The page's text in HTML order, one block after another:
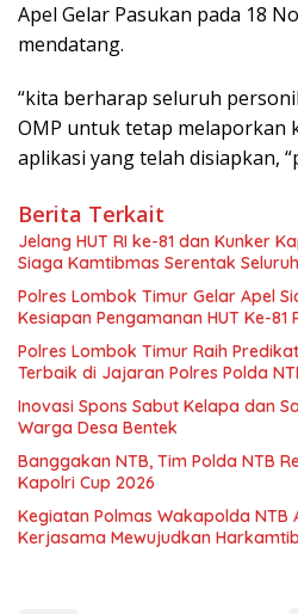
Apel Gelar Pasukan pada 18
mendatang.
“kita berharap seluruh
OMP untuk tetap melaporkan
aplikasi yang telah disiapkan,
Berita Terkait
Jelang HUT RI ke-81 dan Kunker
Siaga Kamtibmas Serentak
Polres Lombok Timur Gelar Apel
Kesiapan Pengamanan HUT Ke-81
Polres Lombok Timur Raih
Terbaik di Jajaran Polres Polda
Inovasi Spons Sabut Kelapa dan
Warga Desa Bentek
Banggakan NTB, Tim Polda NTB
Kapolri Cup 2026
Kegiatan Polmas Wakapolda
Kerjasama Mewujudkan